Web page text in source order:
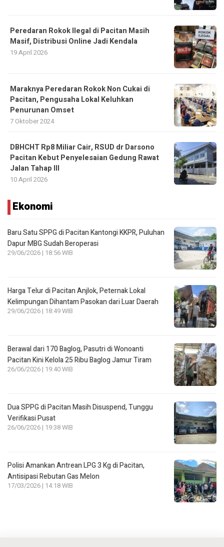
Peredaran Rokok Ilegal di Pacitan Masih
Masif, Distribusi Online Jadi Kendala
19 April 2026
Maraknya Peredaran Rokok Non Cukai di
Pacitan, Pengusaha Lokal Keluhkan
Penurunan Omset
7 Oktober 2024
DBHCHT Rp8 Miliar Cair, RSUD dr Darsono
Pacitan Kebut Penyelesaian Gedung Rawat
Jalan Tahap III
10 April 2026
Ekonomi
Baru Satu SPPG di Pacitan Kantongi KKPR, Puluhan
Dapur MBG Sudah Beroperasi
29/06/2026 | 18:56 WIB
Harga Telur di Pacitan Anjlok, Peternak Lokal
Kelimpungan Dihantam Pasokan dari Luar Daerah
29/06/2026 | 18:49 WIB
Berawal dari 170 Baglog, Pasutri di Wonoanti
Pacitan Kini Kelola 25 Ribu Baglog Jamur Tiram
26/06/2026 | 19:40 WIB
Dua SPPG di Pacitan Masih Disuspend, Tunggu
Verifikasi Pusat
26/06/2026 | 19:38 WIB
Polisi Amankan Antrean LPG 3 Kg di Pacitan,
Antisipasi Rebutan Gas Melon
17/03/2026 | 14:18 WIB